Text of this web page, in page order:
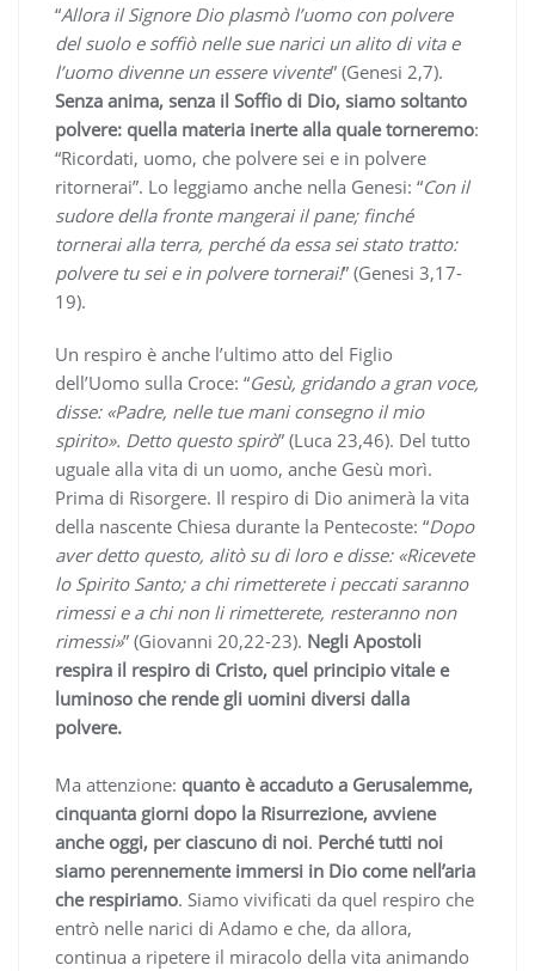
“Allora il Signore Dio plasmò l’uomo con polvere
del suolo e soffiò nelle sue narici un alito di vita e
l’uomo divenne un essere vivente” (Genesi 2,7).
Senza anima, senza il Soffio di Dio, siamo soltanto
polvere: quella materia inerte alla quale torneremo:
“Ricordati, uomo, che polvere sei e in polvere
ritornerai”. Lo leggiamo anche nella Genesi: “Con il
sudore della fronte mangerai il pane; finché
tornerai alla terra, perché da essa sei stato tratto:
polvere tu sei e in polvere tornerai!” (Genesi 3,17-
19).
Un respiro è anche l’ultimo atto del Figlio
dell’Uomo sulla Croce: “Gesù, gridando a gran voce,
disse: «Padre, nelle tue mani consegno il mio
spirito». Detto questo spirò” (Luca 23,46). Del tutto
uguale alla vita di un uomo, anche Gesù morì.
Prima di Risorgere. Il respiro di Dio animerà la vita
della nascente Chiesa durante la Pentecoste: “Dopo
aver detto questo, alitò su di loro e disse: «Ricevete
lo Spirito Santo; a chi rimetterete i peccati saranno
rimessi e a chi non li rimetterete, resteranno non
rimessi»” (Giovanni 20,22-23). Negli Apostoli
respira il respiro di Cristo, quel principio vitale e
luminoso che rende gli uomini diversi dalla
polvere.
Ma attenzione: quanto è accaduto a Gerusalemme,
cinquanta giorni dopo la Risurrezione, avviene
anche oggi, per ciascuno di noi. Perché tutti noi
siamo perennemente immersi in Dio come nell’aria
che respiriamo. Siamo vivificati da quel respiro che
entrò nelle narici di Adamo e che, da allora,
continua a ripetere il miracolo della vita animando